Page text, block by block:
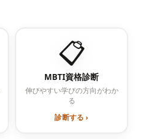
📋
MBTI資格診断
伸びやすい学びの方向がわか
る
診断する ›